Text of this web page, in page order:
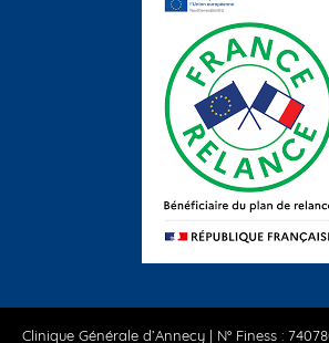
Clinique Générale d’Annecy | N° Finess :